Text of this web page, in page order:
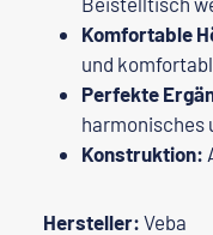
Komfortable
und
Perfekte
harmonisches
Konstruktion:
Hersteller: Veba